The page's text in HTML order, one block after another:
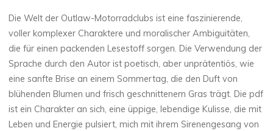
Die Welt der Outlaw-Motorradclubs ist eine faszinierende,
voller komplexer Charaktere und moralischer Ambiguitäten,
die für einen packenden Lesestoff sorgen. Die Verwendung der
Sprache durch den Autor ist poetisch, aber unprätentiös, wie
eine sanfte Brise an einem Sommertag, die den Duft von
blühenden Blumen und frisch geschnittenem Gras trägt. Die pdf
ist ein Charakter an sich, eine üppige, lebendige Kulisse, die mit
Leben und Energie pulsiert, mich mit ihrem Sirenengesang von